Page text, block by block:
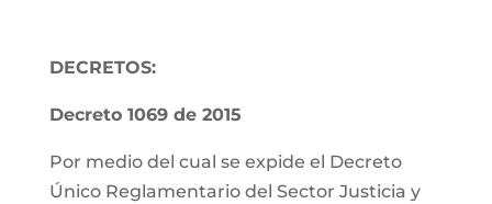
DECRETOS:
Decreto 1069 de 2015
Por medio del cual se expide el Decreto
Único Reglamentario del Sector Justicia y